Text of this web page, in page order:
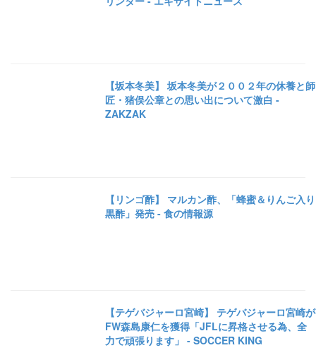
【坂本冬美】 坂本冬美が２００２年の休養と師
匠・猪俣公章との思い出について激白 -
ZAKZAK
【リンゴ酢】 マルカン酢、「蜂蜜＆りんご入り
黒酢」発売 - 食の情報源
【テゲバジャーロ宮崎】 テゲバジャーロ宮崎が
FW森島康仁を獲得「JFLに昇格させる為、全
力で頑張ります」 - SOCCER KING